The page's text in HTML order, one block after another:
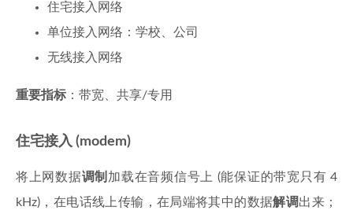
住宅接入网络
单位接入网络：学校、公司
无线接入网络
重要指标 ：带宽、共享/专用
住宅接入 (modem)
将上网数据调制 加载在音频信号上 (能保证的带宽只有 4
kHz)，在电话线上传输，在局端将其中的数据解调出来；